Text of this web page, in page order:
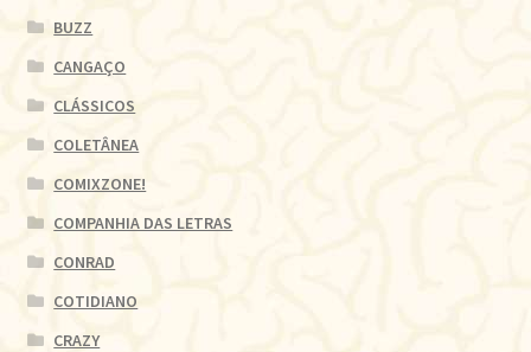
BUZZ
CANGAÇO
CLÁSSICOS
COLETÂNEA
COMIXZONE!
COMPANHIA DAS LETRAS
CONRAD
COTIDIANO
CRAZY